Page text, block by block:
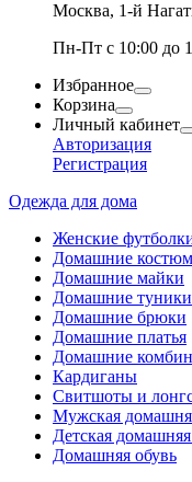
Москва, 1-й
Пн-Пт с 10:00 до
Избранное
Корзина
Личный кабинет
Авторизация
Регистрация
Одежда для дома
Женские
Домашние
Домашние майки
Домашние туники
Домашние брюки
Домашние платья
Домашние
Кардиганы
Свитшоты и
Мужская
Детская
Домашняя обувь